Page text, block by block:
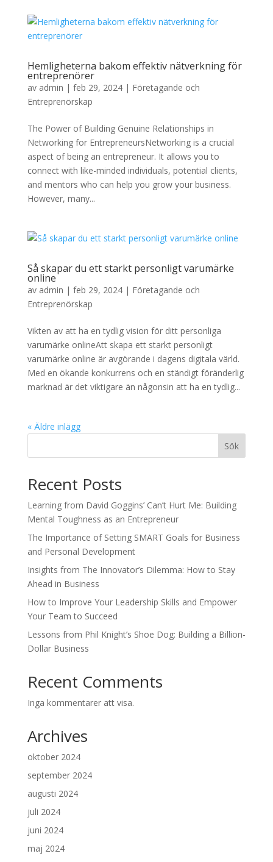
Hemligheterna bakom effektiv nätverkning för
entreprenörer
av admin | feb 29, 2024| Företagande och
Entreprenörskap
The Power of Building Genuine Relationships in
Networking for EntrepreneursNetworking is a crucial
aspect of being an entrepreneur. It allows you to
connect with like-minded individuals, potential clients,
and mentors who can help you grow your business.
However, many...
Så skapar du ett starkt personligt varumärke
online
av admin | feb 29, 2024| Företagande och
Entreprenörskap
Vikten av att ha en tydlig vision för ditt personliga
varumärke onlineAtt skapa ett starkt personligt
varumärke online är avgörande i dagens digitala värld.
Med en ökande konkurrens och en ständigt föränderlig
marknad är det viktigare än någonsin att ha en tydlig...
« Äldre inlägg
Sök
Recent Posts
Learning from David Goggins’ Can’t Hurt Me: Building
Mental Toughness as an Entrepreneur
The Importance of Setting SMART Goals for Business
and Personal Development
Insights from The Innovator’s Dilemma: How to Stay
Ahead in Business
How to Improve Your Leadership Skills and Empower
Your Team to Succeed
Lessons from Phil Knight’s Shoe Dog: Building a Billion-
Dollar Business
Recent Comments
Inga kommentarer att visa.
Archives
oktober 2024
september 2024
augusti 2024
juli 2024
juni 2024
maj 2024